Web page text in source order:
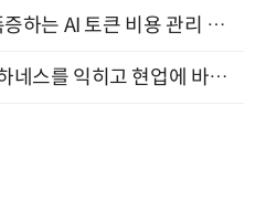
"AI 핀옵스 실전 세미나: 폭증하는 AI 토큰 비용 관리 전략" 8월 21일 개최
단 하루, 이론과 실습으로 하네스를 익히고 현업에 바로 쓰는 핸즈온 워크숍 (8/20)